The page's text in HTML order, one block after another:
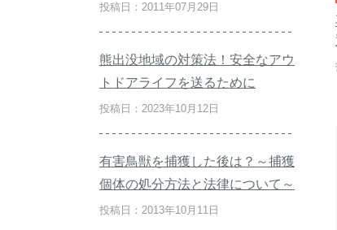
投稿日：2011年07月29日
熊出没地域の対策法！安全なアウ
トドアライフを送るために
投稿日：2023年10月12日
有害鳥獣を捕獲した後は？～捕獲
個体の処分方法と法律について～
投稿日：2013年10月11日